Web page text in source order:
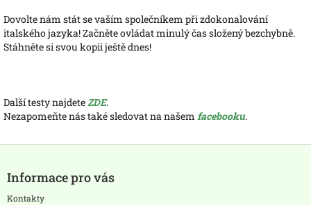
Dovolte nám stát se vaším společníkem při zdokonalování
italského jazyka! Začněte ovládat minulý čas složený bezchybně.
Stáhněte si svou kopii ještě dnes!
Další testy najdeteZDE.
Nezapomeňte nás také sledovat na našem facebooku.
pInformace pro vás
Kontakty